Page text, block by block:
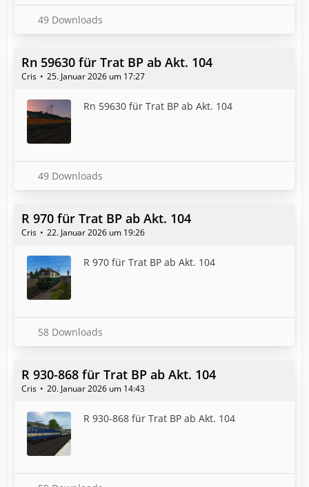
49 Downloads
Rn 59630 für Trat BP ab Akt. 104
Cris 25. Januar 2026 um 17:27
Rn 59630 für Trat BP ab Akt. 104
49 Downloads
R 970 für Trat BP ab Akt. 104
Cris 22. Januar 2026 um 19:26
R 970 für Trat BP ab Akt. 104
58 Downloads
R 930-868 für Trat BP ab Akt. 104
Cris 20. Januar 2026 um 14:43
R 930-868 für Trat BP ab Akt. 104